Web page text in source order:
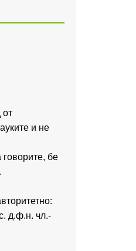
от
и не
бе
д.ф.н. чл.-